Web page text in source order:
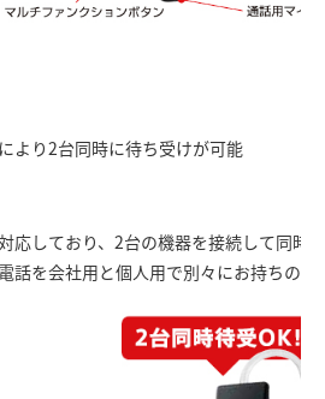
より2台同時に待ち受けが可能
応しており、2台の機器を接続して同時
話を会社用と個人用で別々にお持ちの方